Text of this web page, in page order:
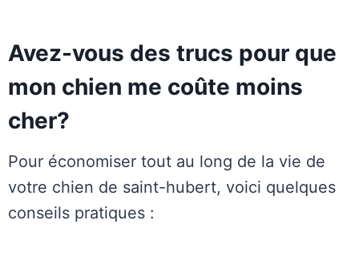
Avez-vous des trucs pour que
mon chien me coûte moins
cher?
Pour économiser tout au long de la vie de
votre chien de saint-hubert, voici quelques
conseils pratiques :